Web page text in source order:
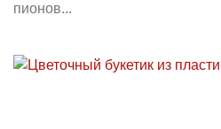
пионов...